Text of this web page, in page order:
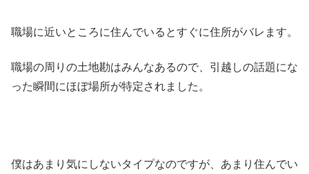
職場に近いところに住んでいるとすぐに住所がバレます。
職場の周りの土地勘はみんなあるので、引越しの話題にな
った瞬間にほぼ場所が特定されました。
僕はあまり気にしないタイプなのですが、あまり住んでい